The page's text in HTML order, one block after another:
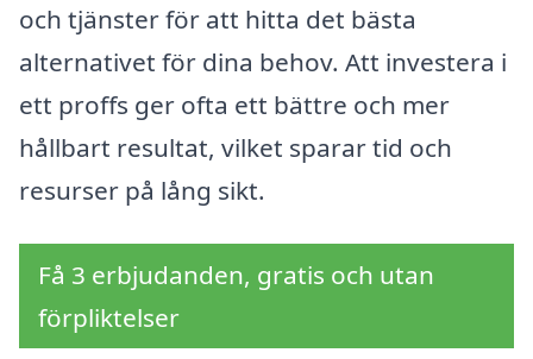
och tjänster för att hitta det bästa
alternativet för dina behov. Att investera i
ett proffs ger ofta ett bättre och mer
hållbart resultat, vilket sparar tid och
resurser på lång sikt.
Få 3 erbjudanden, gratis och utan
förpliktelser